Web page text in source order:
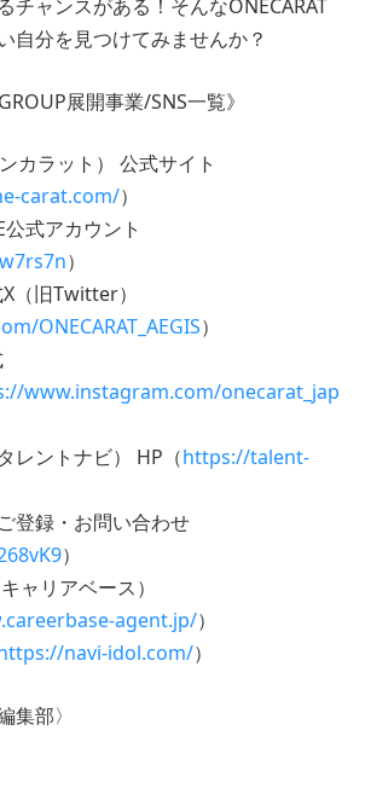
チャンスがある！そんなONECARAT
自分を見つけてみませんか？
展開事業/SNS一覧》
カラット） 公式サイト
carat.com/）
公式アカウント
）
X（旧Twitter）
ONECARAT_AEGIS）
www.instagram.com/onecarat_jap
レントナビ） HP（https://talent-
登録・お問い合わせ
）
ャリアベース）
agent.jp/）
navi-idol.com/）
集部〉